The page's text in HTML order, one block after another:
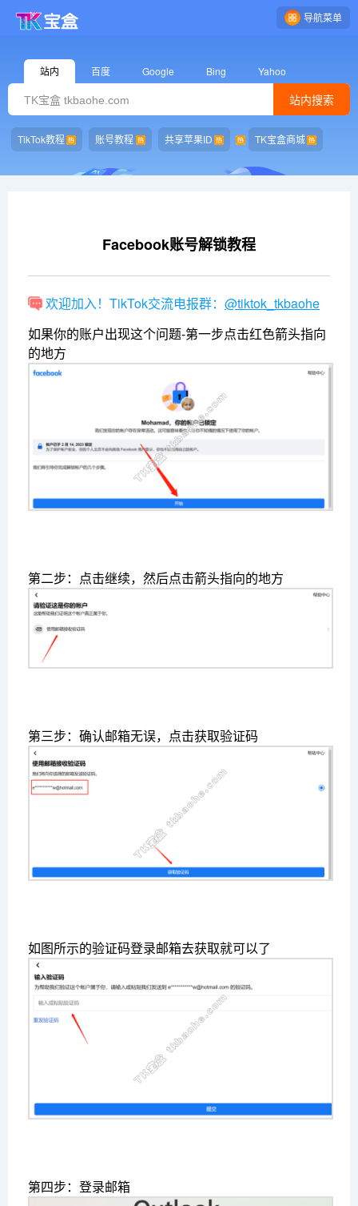
导航菜单
站内 百度 Google Bing Yahoo
站内搜索
TikTok教程 账号教程 共享苹果ID TK宝盒商城
Facebook账号解锁教程
欢迎加入！TikTok交流电报群： @tiktok_tkbaohe
如果你的账户出现这个问题-第一步点击红色箭头指向
的地方
第二步：点击继续，然后点击箭头指向的地方
第三步：确认邮箱无误，点击获取验证码
如图所示的验证码登录邮箱去获取就可以了
第四步：登录邮箱